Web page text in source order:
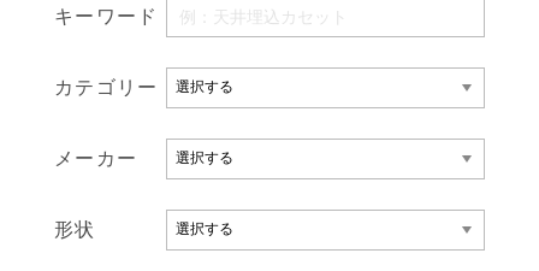
キーワード
カテゴリー
メーカー
形状